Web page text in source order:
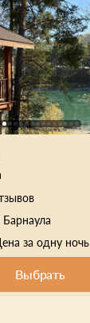
за одну ночь
Выбрать